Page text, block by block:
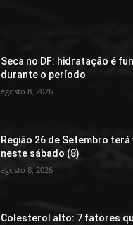
Seca no DF: hidratação é
durante o período
agosto 8, 2026
Região 26 de Setembro terá
neste sábado (8)
agosto 8, 2026
Colesterol alto: 7 fatores